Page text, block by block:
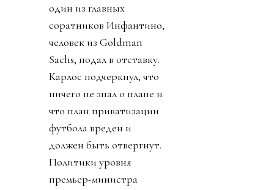
450). Финансисты сочли
футбол
недомонетизированным.
Прибыль FIFA - около
$3.6 миллиарда в год, а
NFL приносит аж $21
миллиард. Женский
футбол не указан. Кому
обещанные миллиарды
достанутся не сказали.
Личности инвесторов